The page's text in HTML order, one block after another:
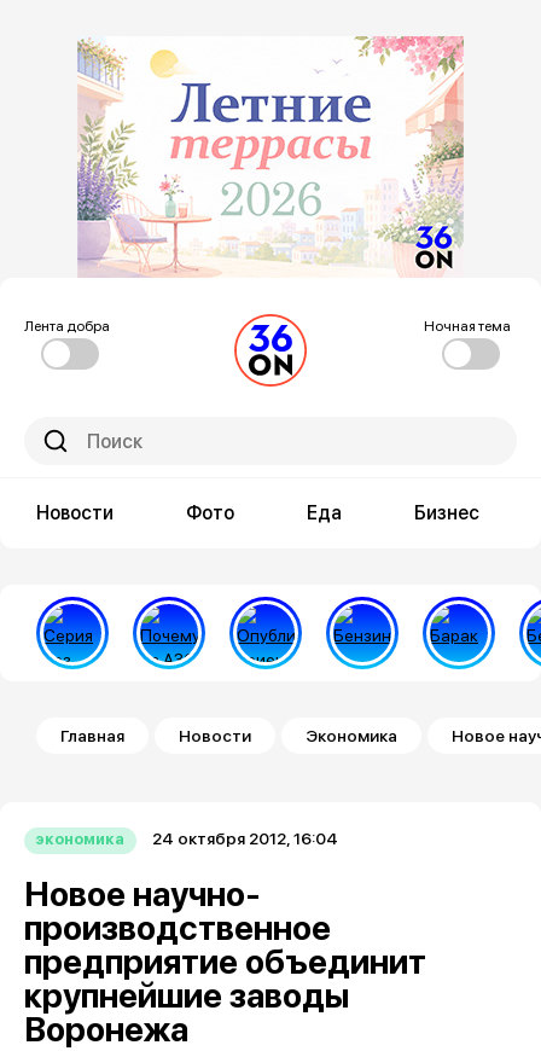
Лента добра Ночная тема
Новости Фото Еда Бизнес
Строка навигации
Главная Новости Экономика Новое
экономика 24 октября 2012, 16:04
Новое научно-
производственное
предприятие объединит
крупнейшие заводы
Воронежа